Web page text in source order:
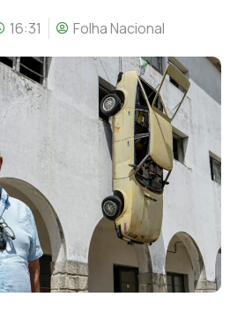
16:31 Folha Nacional